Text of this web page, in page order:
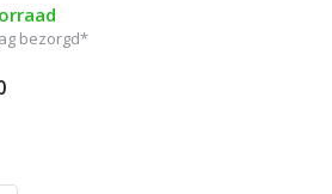
bezorgd*